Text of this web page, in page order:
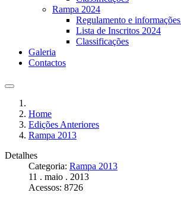
Rampa 2024
Regulamento e
Lista de Inscritos 2024
Classificações
Galeria
Contactos
Home
Edições Anteriores
Rampa 2013
Detalhes
Categoria: Rampa 2013
11 . maio . 2013
Acessos: 8726